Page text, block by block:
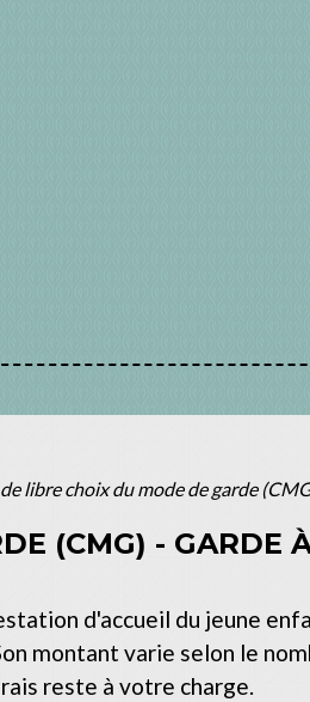
libre choix du mode de garde
(CMG) - GARDE
d'accueil du jeune
montant varie selon le
reste à votre charge.